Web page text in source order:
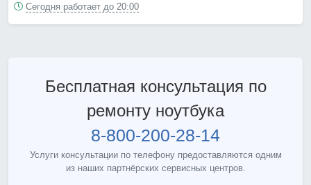
Сегодня работает до 20:00
Бесплатная консультация по
ремонту ноутбука
8-800-200-28-14
Услуги консультации по телефону предоставляются одним
из наших партнёрских сервисных центров.